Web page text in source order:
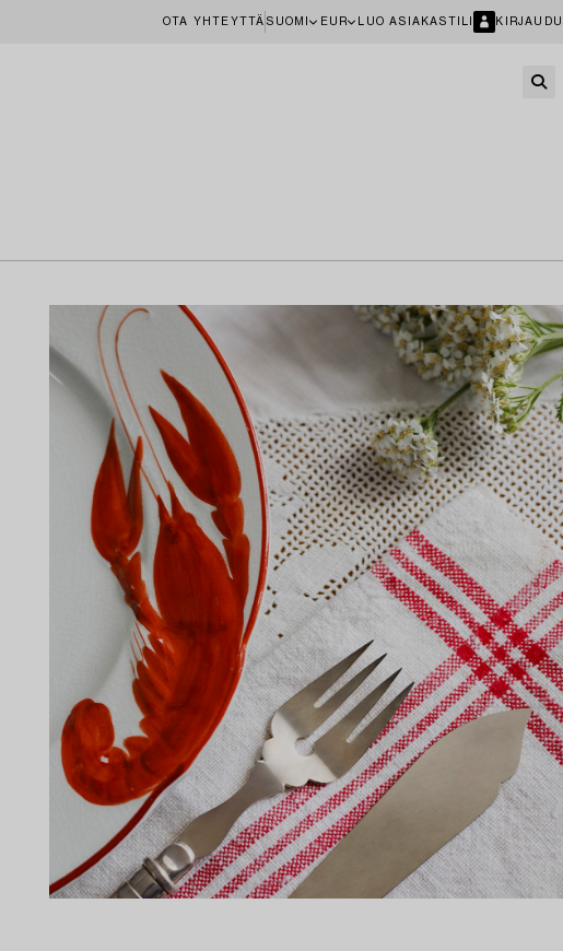
OTA YHTEYTTÄ SUOMI EUR LUO ASIAKASTILI KIRJAUDU